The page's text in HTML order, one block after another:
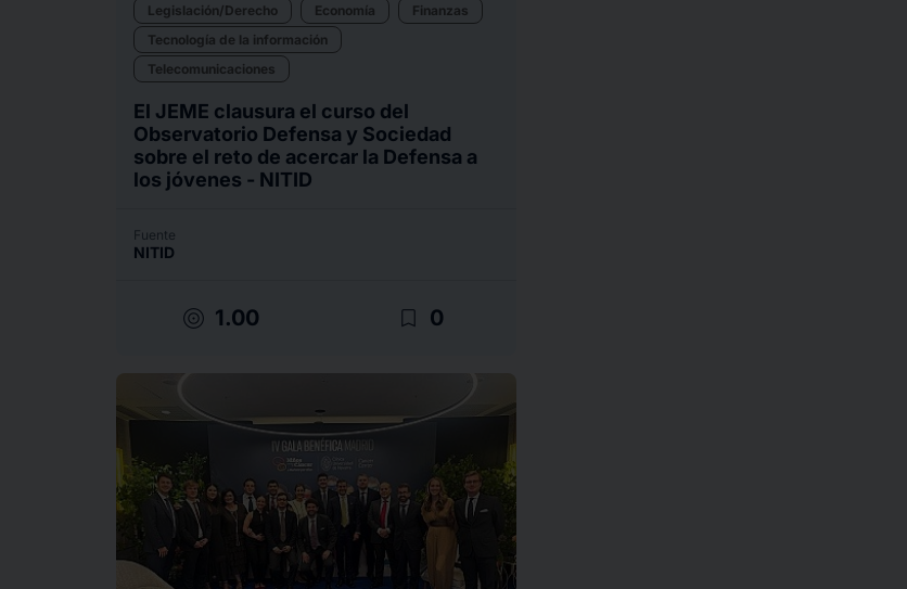
Legislación/Derecho Economía
Finanzas
Tecnología de la información
Telecomunicaciones
El JEME clausura el curso del
Observatorio Defensa y Sociedad
sobre el reto de acercar la Defensa a
los jóvenes - NITID
Fuente
NITID
target 1.00 bookmark_border 0